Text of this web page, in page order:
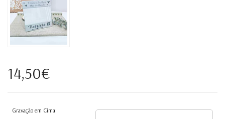
14,50€
Gravação em Cima: